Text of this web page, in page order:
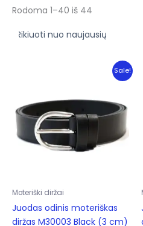
Rodoma 1–40 iš 44
Sale!
Moteriški diržai
Juodas odinis moteriškas
diržas M30003 Black (3 cm)